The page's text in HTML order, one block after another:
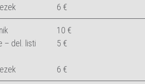
6 €
– del. listi
10 €
5 €
6 €